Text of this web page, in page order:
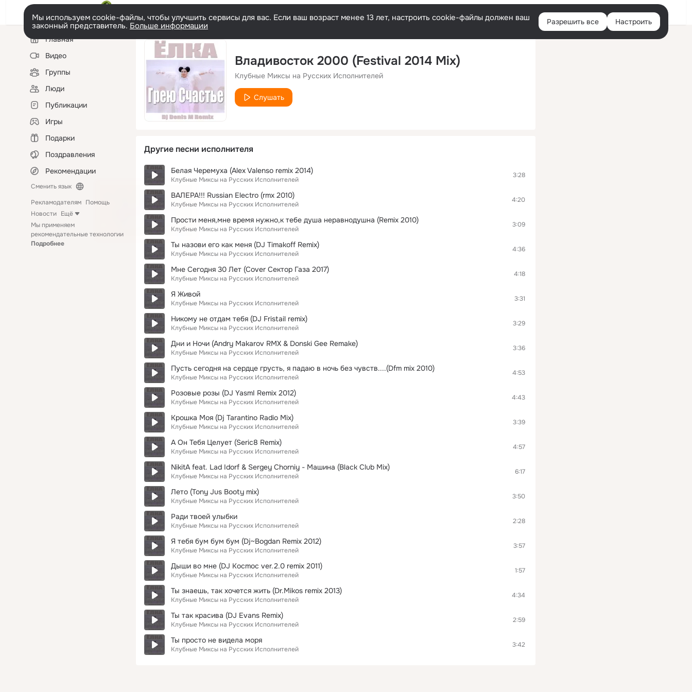
Войти
Мы используем cookie-файлы, чтобы улучшить сервисы для вас. Если ваш возраст менее 13 лет, настроить cookie-файлы должен ваш
законный представитель. Больше информации Разрешить все Настроить
Левая
колонкаГлавная
Видео
Группы
Люди
Публикации
Игры
Подарки
Поздравления
Рекомендации
Сменить язык
Рекламодателям Помощь
Новости Ещё
Мы применяем
рекомендательные технологии
Подробнее
Владивосток 2000 (Festival 2014 Mix)
Клубные Миксы на Русских Исполнителей
Слушать
Другие песни исполнителя
Белая Черемуха (Alex Valenso remix 2014)
Клубные Миксы на Русских Исполнителей
3:28
ВАЛЕРА!!! Russian Electro (rmx 2010)
Клубные Миксы на Русских Исполнителей
4:20
Прости меня,мне время нужно,к тебе душа неравнодушна (Remix 2010)
Клубные Миксы на Русских Исполнителей
3:09
Ты назови его как меня (DJ Timakoff Remix)
Клубные Миксы на Русских Исполнителей
4:36
Мне Сегодня 30 Лет (Сover Сектор Газа 2017)
Клубные Миксы на Русских Исполнителей
4:18
Я Живой
Клубные Миксы на Русских Исполнителей
3:31
Никому не отдам тебя (DJ Fristail remix)
Клубные Миксы на Русских Исполнителей
3:29
Дни и Ночи (Andry Makarov RMX & Donski Gee Remake)
Клубные Миксы на Русских Исполнителей
3:36
Пусть сегодня на сердце грусть, я падаю в ночь без чувств....(Dfm mix 2010)
Клубные Миксы на Русских Исполнителей
4:53
Розовые розы (DJ YasmI Remix 2012)
Клубные Миксы на Русских Исполнителей
4:43
Крошка Моя (Dj Tarantino Radio Mix)
Клубные Миксы на Русских Исполнителей
3:39
А Он Тебя Целует (Seric8 Remix)
Клубные Миксы на Русских Исполнителей
4:57
NikitA feat. Lad Idorf & Sergey Chorniy - Машина (Black Club Mix)
Клубные Миксы на Русских Исполнителей
6:17
Лето (Tony Jus Booty mix)
Клубные Миксы на Русских Исполнителей
3:50
Ради твоей улыбки
Клубные Миксы на Русских Исполнителей
2:28
Я тебя бум бум бум (Dj~Bogdan Remix 2012)
Клубные Миксы на Русских Исполнителей
3:57
Дыши во мне (DJ Kocmoc ver.2.0 remix 2011)
Клубные Миксы на Русских Исполнителей
1:57
Ты знаешь, так хочется жить (Dr.Mikos remix 2013)
Клубные Миксы на Русских Исполнителей
4:34
Ты так красива (DJ Evans Remix)
Клубные Миксы на Русских Исполнителей
2:59
Ты просто не видела моря
Клубные Миксы на Русских Исполнителей
3:42